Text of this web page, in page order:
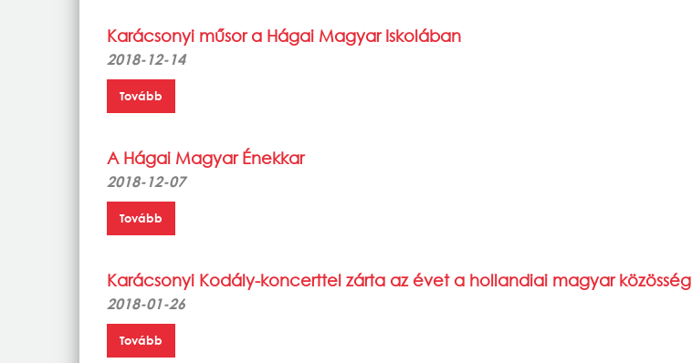
Karácsonyi műsor a Hágai Magyar Iskolában
2018-12-14
Tovább
A Hágai Magyar Énekkar
2018-12-07
Tovább
Karácsonyi Kodály-koncerttel zárta az évet a hollandiai magyar közösség
2018-01-26
Tovább